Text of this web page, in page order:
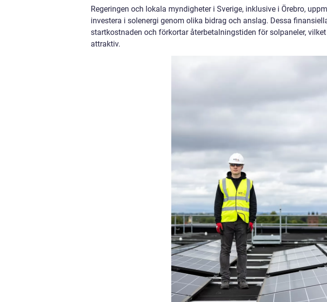
Regeringen och lokala myndigheter i Sverige, inklusive i Örebro,
investera i solenergi genom olika bidrag och anslag. Dessa
startkostnaden och förkortar återbetalningstiden för solpaneler,
attraktiv.